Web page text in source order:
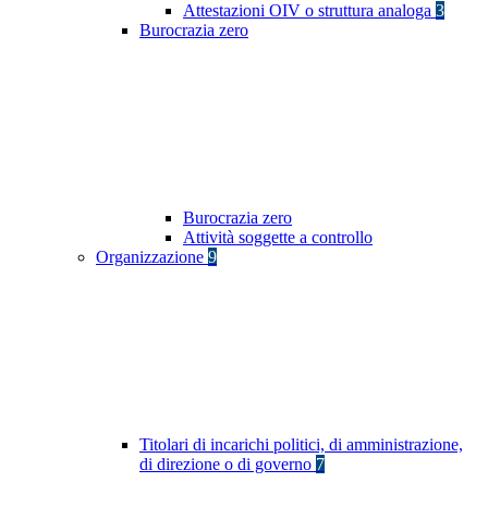
Attestazioni OIV o struttura analoga 3
Burocrazia zero
Burocrazia zero
Attività soggette a controllo
Organizzazione 9
Titolari di incarichi politici, di amministrazione,
di direzione o di governo 7